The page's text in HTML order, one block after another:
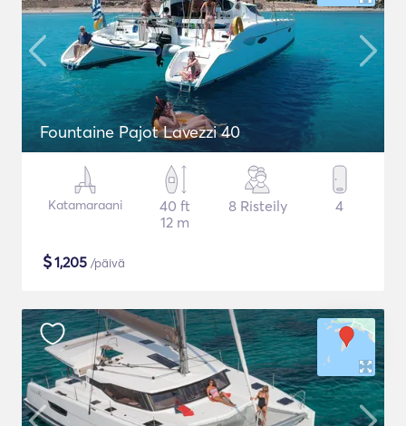
Fountaine Pajot Lavezzi 40
Katamaraani
40 ft
12 m
8 Risteily 4
$1,205 /päivä